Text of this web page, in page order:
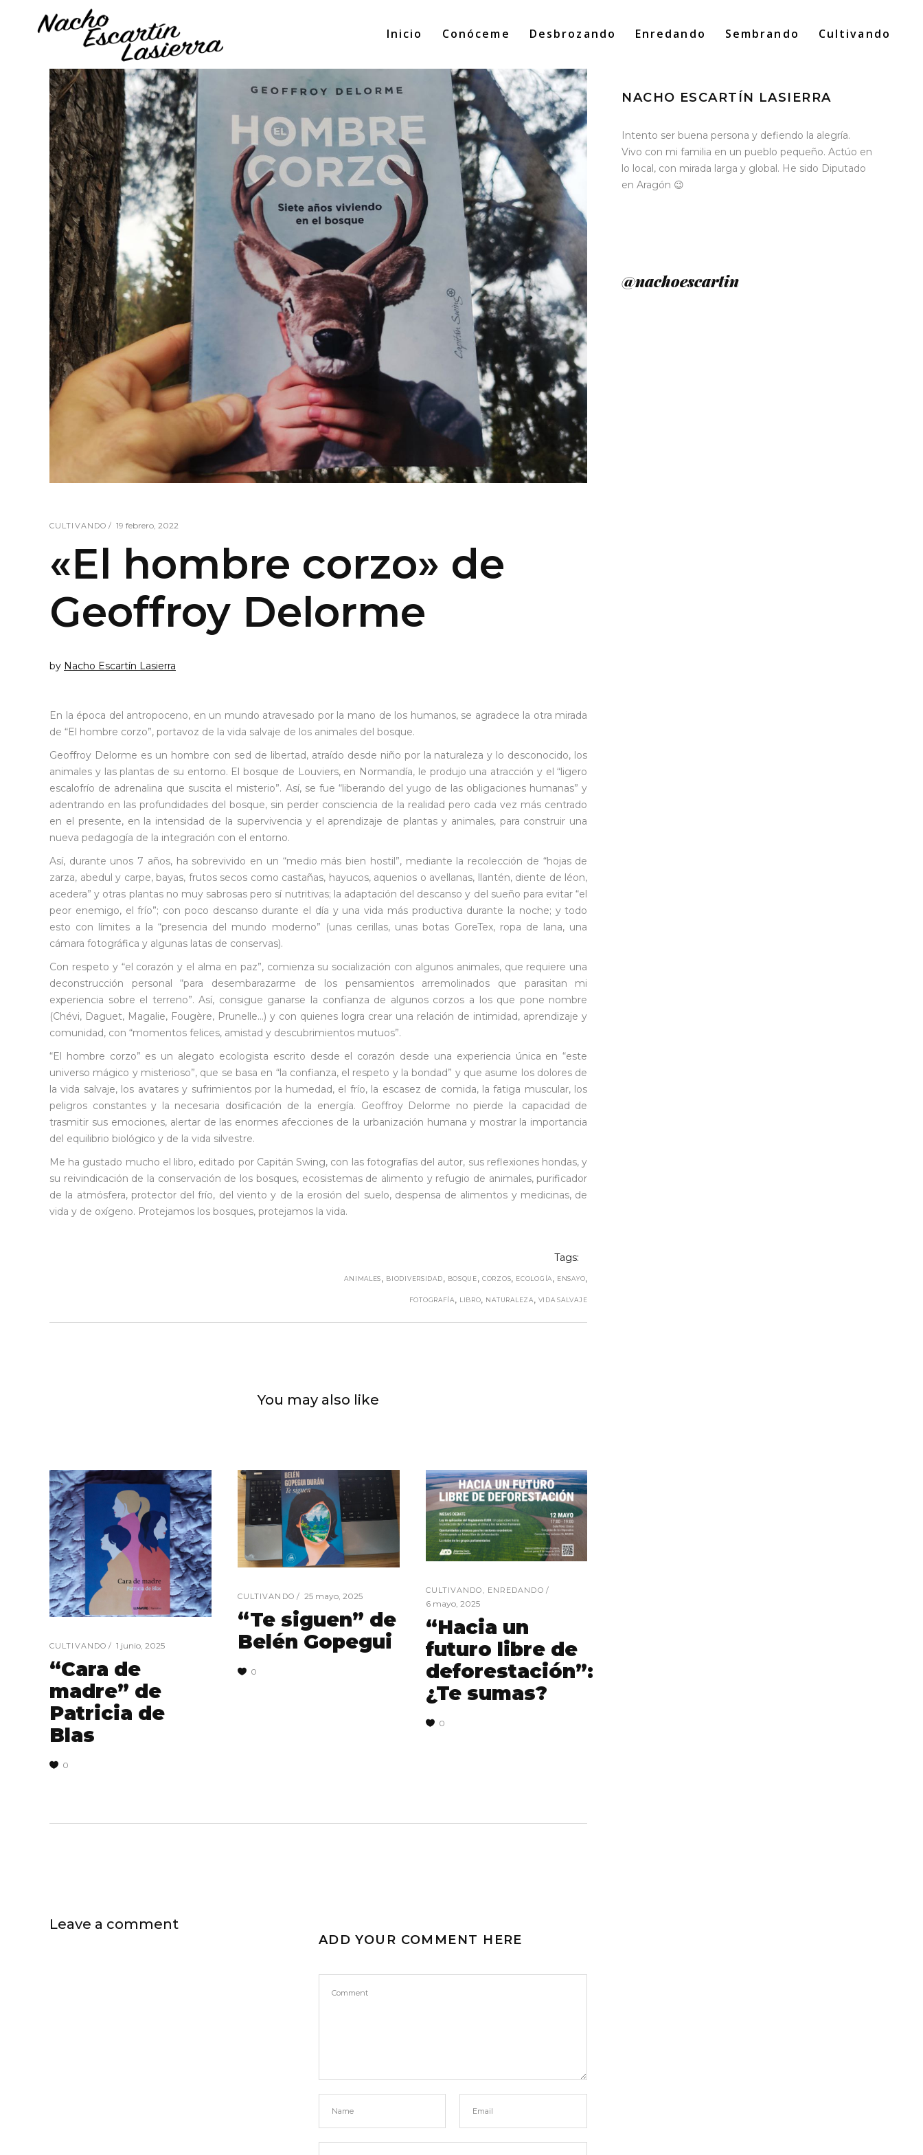
Inicio Conóceme Desbrozando Enredando Sembrando Cultivando
CULTIVANDO 19 febrero, 2022
«El hombre corzo» de
Geoffroy Delorme
by Nacho Escartín Lasierra
En la época del antropoceno, en un mundo atravesado por la mano de los humanos, se agradece la otra mirada
de “El hombre corzo”, portavoz de la vida salvaje de los animales del bosque.
Geoffroy Delorme es un hombre con sed de libertad, atraído desde niño por la naturaleza y lo desconocido, los
animales y las plantas de su entorno. El bosque de Louviers, en Normandía, le produjo una atracción y el “ligero
escalofrío de adrenalina que suscita el misterio”. Así, se fue “liberando del yugo de las obligaciones humanas” y
adentrando en las profundidades del bosque, sin perder consciencia de la realidad pero cada vez más centrado
en el presente, en la intensidad de la supervivencia y el aprendizaje de plantas y animales, para construir una
nueva pedagogía de la integración con el entorno.
Así, durante unos 7 años, ha sobrevivido en un “medio más bien hostil”, mediante la recolección de “hojas de
zarza, abedul y carpe, bayas, frutos secos como castañas, hayucos, aquenios o avellanas, llantén, diente de léon,
acedera” y otras plantas no muy sabrosas pero sí nutritivas; la adaptación del descanso y del sueño para evitar “el
peor enemigo, el frío”; con poco descanso durante el día y una vida más productiva durante la noche; y todo
esto con límites a la “presencia del mundo moderno” (unas cerillas, unas botas GoreTex, ropa de lana, una
cámara fotográfica y algunas latas de conservas).
Con respeto y “el corazón y el alma en paz”, comienza su socialización con algunos animales, que requiere una
deconstrucción personal “para desembarazarme de los pensamientos arremolinados que parasitan mi
experiencia sobre el terreno”. Así, consigue ganarse la confianza de algunos corzos a los que pone nombre
(Chévi, Daguet, Magalie, Fougère, Prunelle…) y con quienes logra crear una relación de intimidad, aprendizaje y
comunidad, con “momentos felices, amistad y descubrimientos mutuos”.
“El hombre corzo” es un alegato ecologista escrito desde el corazón desde una experiencia única en “este
universo mágico y misterioso”, que se basa en “la confianza, el respeto y la bondad” y que asume los dolores de
la vida salvaje, los avatares y sufrimientos por la humedad, el frío, la escasez de comida, la fatiga muscular, los
peligros constantes y la necesaria dosificación de la energía. Geoffroy Delorme no pierde la capacidad de
trasmitir sus emociones, alertar de las enormes afecciones de la urbanización humana y mostrar la importancia
del equilibrio biológico y de la vida silvestre.
Me ha gustado mucho el libro, editado por Capitán Swing, con las fotografías del autor, sus reflexiones hondas, y
su reivindicación de la conservación de los bosques, ecosistemas de alimento y refugio de animales, purificador
de la atmósfera, protector del frío, del viento y de la erosión del suelo, despensa de alimentos y medicinas, de
vida y de oxígeno. Protejamos los bosques, protejamos la vida.
Tags:
ANIMALES, BIODIVERSIDAD, BOSQUE, CORZOS, ECOLOGÍA, ENSAYO,
FOTOGRAFÍA, LIBRO, NATURALEZA, VIDA SALVAJE
You may also like
CULTIVANDO 1 junio, 2025
“Cara de
madre” de
Patricia de
Blas
0
CULTIVANDO 25 mayo, 2025
“Te siguen” de
Belén Gopegui
0
CULTIVANDO , ENREDANDO
6 mayo, 2025
“Hacia un
futuro libre de
deforestación”:
¿Te sumas?
0
Leave a comment
ADD YOUR COMMENT HERE
Search
NACHO ESCARTÍN LASIERRA
Intento ser buena persona y defiendo la alegría.
Vivo con mi familia en un pueblo pequeño. Actúo en
lo local, con mirada larga y global. He sido Diputado
en Aragón 😉
@nachoescartin